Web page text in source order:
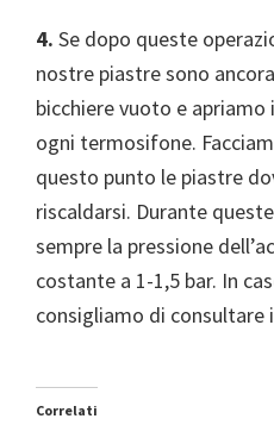
4. Se dopo queste
nostre piastre sono
bicchiere vuoto e
ogni termosifone.
questo punto le piastre
riscaldarsi. Durante
sempre la pressione
costante a 1-1,5 bar. In
consigliamo di consultare
Correlati